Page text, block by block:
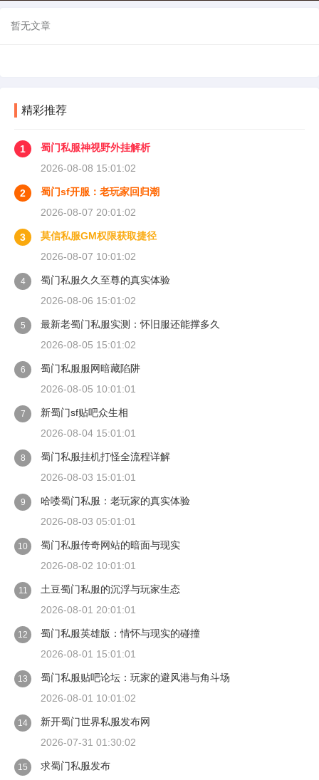
暂无文章
精彩推荐
1
蜀门私服神视野外挂解析
2026-08-08 15:01:02
2
蜀门sf开服：老玩家回归潮
2026-08-07 20:01:02
3
莫信私服GM权限获取捷径
2026-08-07 10:01:02
4
蜀门私服久久至尊的真实体验
2026-08-06 15:01:02
5
最新老蜀门私服实测：怀旧服还能撑多久
2026-08-05 15:01:02
6
蜀门私服服网暗藏陷阱
2026-08-05 10:01:01
7
新蜀门sf贴吧众生相
2026-08-04 15:01:01
8
蜀门私服挂机打怪全流程详解
2026-08-03 15:01:01
9
哈喽蜀门私服：老玩家的真实体验
2026-08-03 05:01:01
10
蜀门私服传奇网站的暗面与现实
2026-08-02 10:01:01
11
土豆蜀门私服的沉浮与玩家生态
2026-08-01 20:01:01
12
蜀门私服英雄版：情怀与现实的碰撞
2026-08-01 15:01:01
13
蜀门私服贴吧论坛：玩家的避风港与角斗场
2026-08-01 10:01:02
14
新开蜀门世界私服发布网
2026-07-31 01:30:02
15 求蜀门私服发布